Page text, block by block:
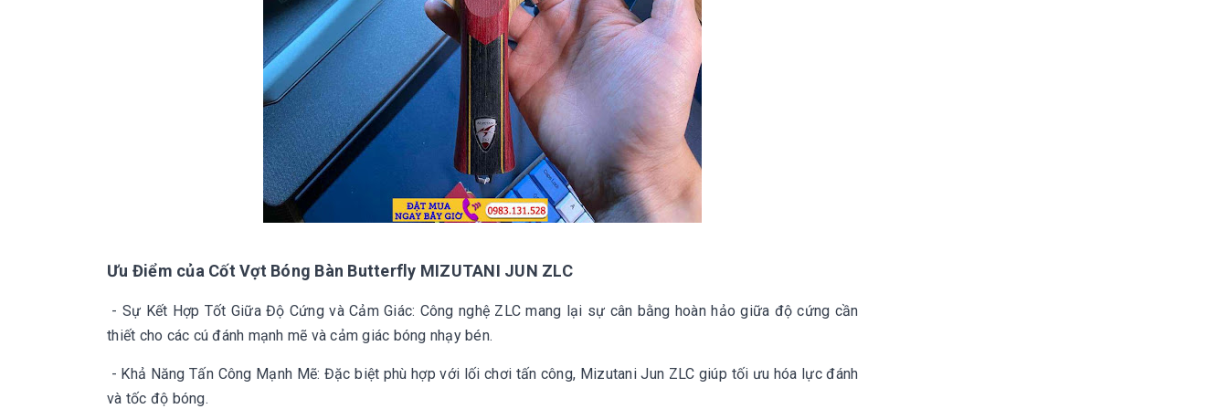
Ưu Điểm của Cốt Vợt Bóng Bàn Butterfly MIZUTANI JUN ZLC
- Sự Kết Hợp Tốt Giữa Độ Cứng và Cảm Giác: Công nghệ ZLC mang lại sự cân bằng hoàn hảo giữa độ cứng cần
thiết cho các cú đánh mạnh mẽ và cảm giác bóng nhạy bén.
- Khả Năng Tấn Công Mạnh Mẽ: Đặc biệt phù hợp với lối chơi tấn công, Mizutani Jun ZLC giúp tối ưu hóa lực đánh
và tốc độ bóng.